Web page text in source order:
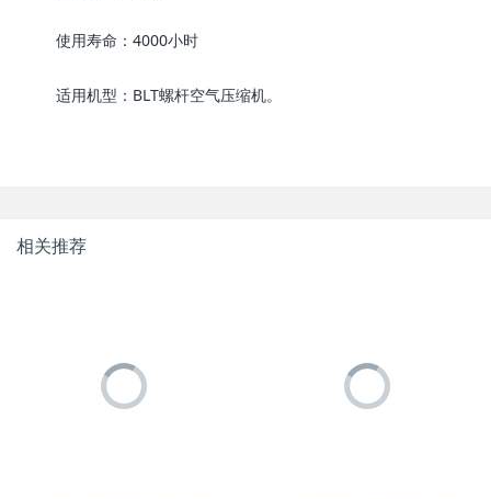
使用寿命：4000小时
适用机型：BLT螺杆空气压缩机。
相关推荐